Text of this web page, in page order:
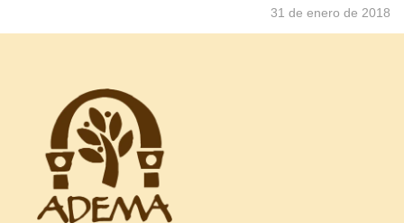
31 de enero de 2018